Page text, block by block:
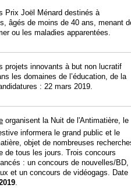
Prix Joël Ménard destinés à
âgés de moins de 40 ans, menant
ou les maladies apparentées.
projets innovants à but non lucratif
les domaines de l’éducation, de la
: 22 mars 2019.
organisent la Nuit de l'Antimatière, le
informera le grand public et le
objet de nombreuses
de tous les jours. Trois concours
: un concours de nouvelles/BD,
et un concours de vidéogags. Date
.